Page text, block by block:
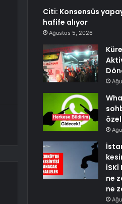
Citi: Konsensüs
hafife alıyor
Ağustos 5, 2026
ne
ne